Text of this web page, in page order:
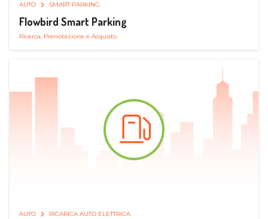
AUTO SMART PARKING
Flowbird Smart Parking
Ricerca, Prenotazione e Acquisto
AUTO RICARICA AUTO ELETTRICA